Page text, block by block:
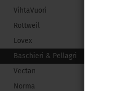
VihtaVuori
Rottweil
Lovex
Baschieri & Pellagri
Vectan
Norma